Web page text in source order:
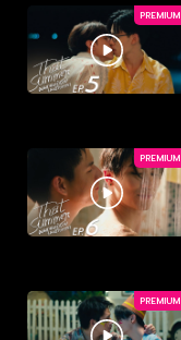
PREMIUM
PREMIUM
PREMIUM